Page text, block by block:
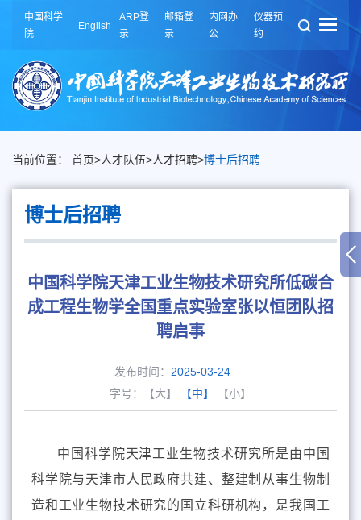
中国科学
院
English
ARP登
录
邮箱登
录
内网办
公
仪器预
约
当前位置： 首页>人才队伍>人才招聘>博士后招聘
博士后招聘
中国科学院天津工业生物技术研究所低碳合
成工程生物学全国重点实验室张以恒团队招
聘启事
发布时间： 2025-03-24
字号：
【大】 【中】 【小】
中国科学院天津工业生物技术研究所是由中国
科学院与天津市人民政府共建、整建制从事生物制
造和工业生物技术研究的国立科研机构，是我国工